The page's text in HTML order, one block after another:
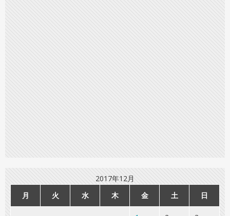
2017年12月
月
火 水 木 金 土 日